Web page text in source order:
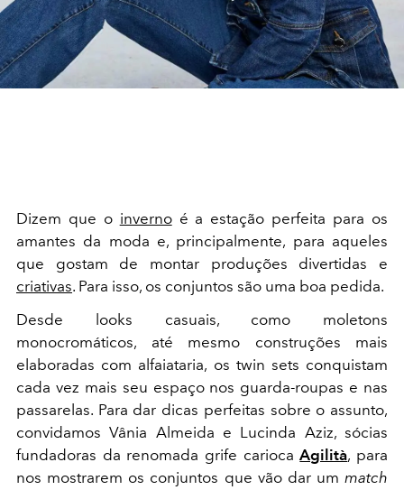
Dizem que o invernoé a estação perfeita para os
amantes da moda e, principalmente, para aqueles
que gostam de montar produções divertidas e
criativas. Para isso, os conjuntos são uma boa pedida.
Desde looks casuais, como moletons
monocromáticos, até mesmo construções mais
elaboradas com alfaiataria, os twin sets conquistam
cada vez mais seu espaço nos guarda-roupas e nas
passarelas. Para dar dicas perfeitas sobre o assunto,
convidamos Vânia Almeida e Lucinda Aziz, sócias
fundadoras da renomada grife cariocaAgilità, para
nos mostrarem os conjuntos que vão dar um match